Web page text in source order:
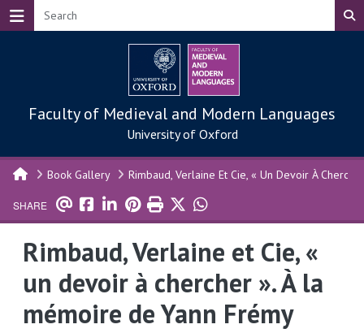
Skip to main content
Faculty of Medieval and Modern Languages
University of Oxford
Book Gallery Rimbaud, Verlaine Et Cie, « Un Devoir À
SHARE
Rimbaud, Verlaine et Cie, «
un devoir à chercher ». À la
mémoire de Yann Frémy